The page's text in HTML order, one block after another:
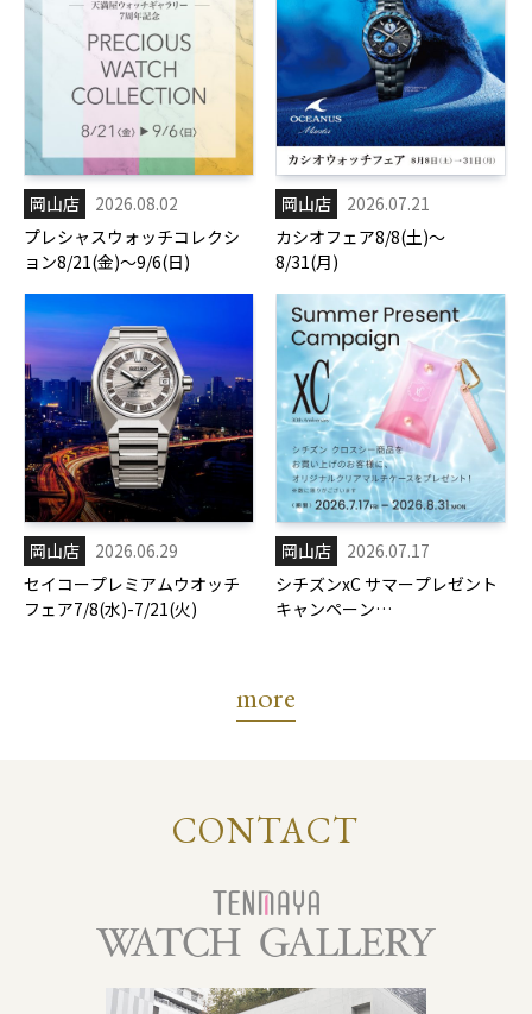
岡山店
2026.08.02
プレシャスウォッチコレクシ
ョン8/21(金)～9/6(日)
岡山店
2026.07.21
カシオフェア8/8(土)～
8/31(月)
岡山店
2026.06.29
セイコープレミアムウオッチ
フェア7/8(水)-7/21(火)
岡山店
2026.07.17
シチズンxC サマープレゼント
キャンペーン
more
CONTACT